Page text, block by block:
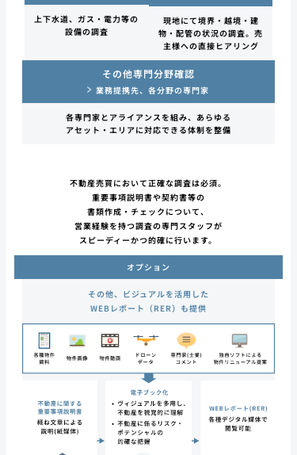
上下水道、ガス・電力等の
設備の調査
現地にて境界・越境・建
物・配管の状況の調査。売
主様への直接ヒアリング
その他専門分野確認
業務提携先、各分野の専門家
各専門家とアライアンスを組み、 あらゆる
アセット・エリアに対応できる体制を整備
不動産売買において正確な調査は必須。
重要事項説明書や契約書等の
書類作成・チェックについて、
営業経験を持つ調査の専門スタッフが
スピーディーかつ的確に行います。
オプション
その他、 ビジュアルを活用した
WEBレポート （RER）も提供